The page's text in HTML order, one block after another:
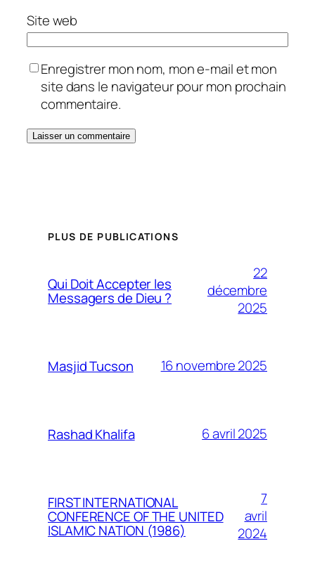
Site web
Enregistrer mon nom, mon e-mail et mon
site dans le navigateur pour mon prochain
commentaire.
PLUS DE PUBLICATIONS
Qui Doit Accepter les
Messagers de Dieu ?
22
décembre
2025
Masjid Tucson 16 novembre 2025
Rashad Khalifa 6 avril 2025
FIRST INTERNATIONAL
CONFERENCE OF THE UNITED
ISLAMIC NATION (1986)
7
avril
2024